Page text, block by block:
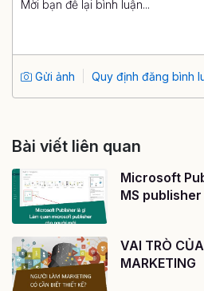
Gửi ảnh Quy định đăng bình
Bài viết liên quan
Microsoft
MS
VAI TRÒ
MARKETING